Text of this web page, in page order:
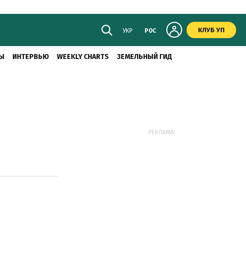
УКР РОС КЛУБ УП
ИНТЕРВЬЮ WEEKLY CHARTS ЗЕМЕЛЬНЫЙ ГИД
РЕКЛАМА: